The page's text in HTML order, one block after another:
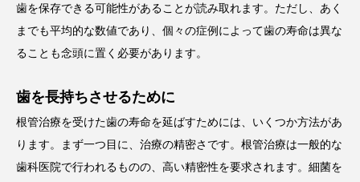
歯を保存できる可能性があることが読み取れます。ただし、あく
までも平均的な数値であり、個々の症例によって歯の寿命は異な
ることも念頭に置く必要があります。
歯を長持ちさせるために
根管治療を受けた歯の寿命を延ばすためには、いくつか方法があ
ります。まず一つ目に、治療の精密さです。根管治療は一般的な
歯科医院で行われるものの、高い精密性を要求されます。細菌を